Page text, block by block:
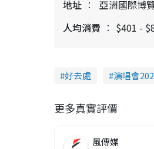
地址
亞洲國際博
人均消費 $401 -
好去處 演唱會
更多真實評價
風傳媒